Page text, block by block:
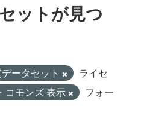
ットが見つ
ータセット
ライセ
コモンズ 表示
フォー